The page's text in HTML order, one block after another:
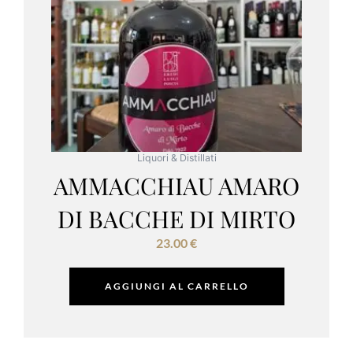
Liquori & Distillati
AMMACCHIAU AMARO
DI BACCHE DI MIRTO
23.00€
AGGIUNGI AL CARRELLO